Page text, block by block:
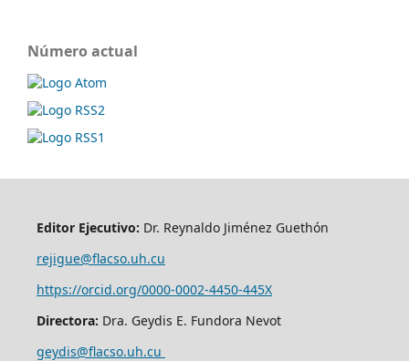
Número actual
Editor Ejecutivo: Dr. Reynaldo Jiménez Guethón
rejigue@flacso.uh.cu
https://orcid.org/0000-0002-4450-445X
Directora: Dra. Geydis E. Fundora Nevot
geydis@flacso.uh.cu